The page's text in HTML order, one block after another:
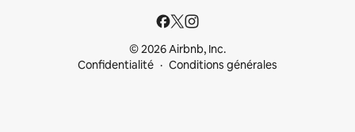
© 2026 Airbnb, Inc.
Confidentialité
Conditions générales